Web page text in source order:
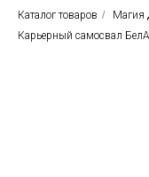
Каталог товаров / Магия
Карьерный самосвал